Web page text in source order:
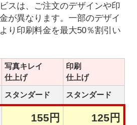
スは、ご注文のデザインや印
が異なります。一部のデザイ
り印刷料金を最大50％割引い
写真キレイ
仕上げ
印刷
仕上げ
スタンダード スタンダード
155円 125円